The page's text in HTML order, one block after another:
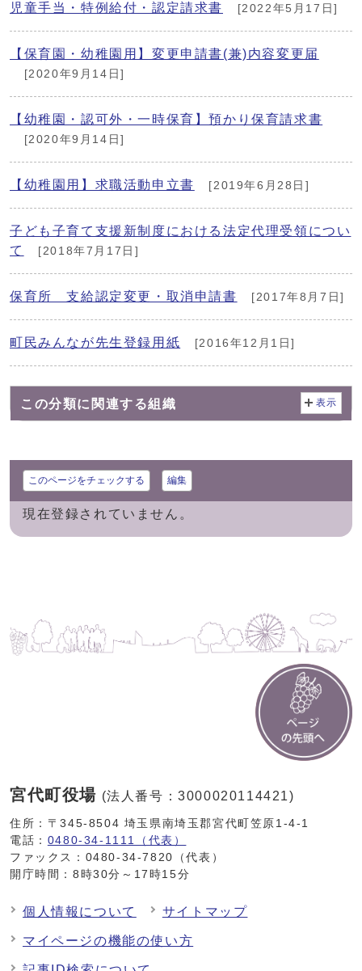
児童手当・特例給付・認定請求書 [2022年5月17日]
【保育園・幼稚園用】変更申請書(兼)内容変更届
[2020年9月14日]
【幼稚園・認可外・一時保育】預かり保育請求書
[2020年9月14日]
【幼稚園用】求職活動申立書 [2019年6月28日]
子ども子育て支援新制度における法定代理受領につい
て
[2018年7月17日]
保育所 支給認定変更・取消申請書 [2017年8月7日]
町民みんなが先生登録用紙 [2016年12月1日]
この分類に関連する組織 表示
このページをチェックする 編集
現在登録されていません。
宮代町役場 (法人番号：3000020114421)
住所：〒345-8504 埼玉県南埼玉郡宮代町笠原1-4-1
電話： 0480-34-1111（代表）
ファックス：0480-34-7820（代表）
開庁時間：8時30分～17時15分
個人情報について サイトマップ
マイページの機能の使い方